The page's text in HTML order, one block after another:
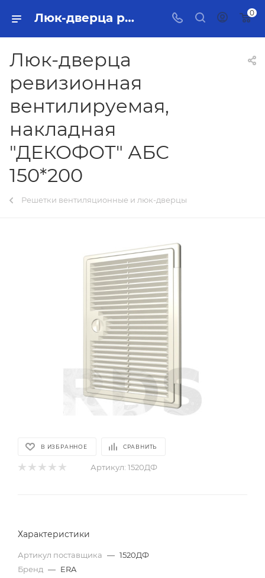
Люк-дверца ревизионная вентилируемая, накладная "ДЕКОФОТ" АБС 150*200 Тольятти - купить в интернет-магазине, каталог с ценами и характеристиками 0
Люк-дверца
ревизионная
вентилируемая,
накладная
"ДЕКОФОТ" АБС
150*200
Решетки вентиляционные и люк-дверцы
В ИЗБРАННОЕ СРАВНИТЬ
Артикул: 1520ДФ
Характеристики
Артикул поставщика — 1520ДФ
Бренд — ERA